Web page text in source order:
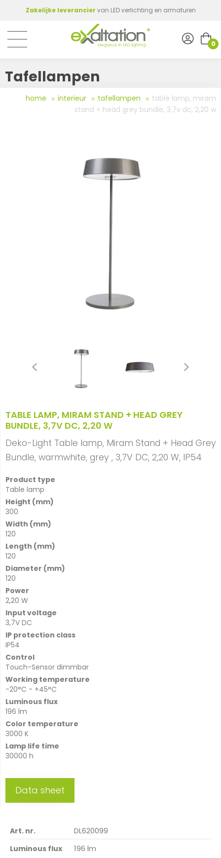
Zakelijke leverancier van LED verlichting en armaturen
0
Tafellampen
home interieur tafellampen
table lamp, miram
stand + head grey bundle, 3,7v dc, 2,20 w
TABLE LAMP, MIRAM STAND + HEAD GREY
BUNDLE, 3,7V DC, 2,20 W
Deko-Light Table lamp, Miram Stand + Head Grey
Bundle, warmwhite, grey , 3,7V DC, 2,20 W, IP54
Product type
Table lamp
Height (mm)
300
Width (mm)
120
Length (mm)
120
Diameter (mm)
120
Power
2,20 W
Input voltage
3,7V DC
IP protection class
IP54
Control
Touch-Sensor dimmbar
Working temperature
-20°C - +45°C
Luminous flux
196 lm
Color temperature
3000 K
Lamp life time
30000 h
Data sheet
Art. nr. DL620099
Luminous flux 196 lm